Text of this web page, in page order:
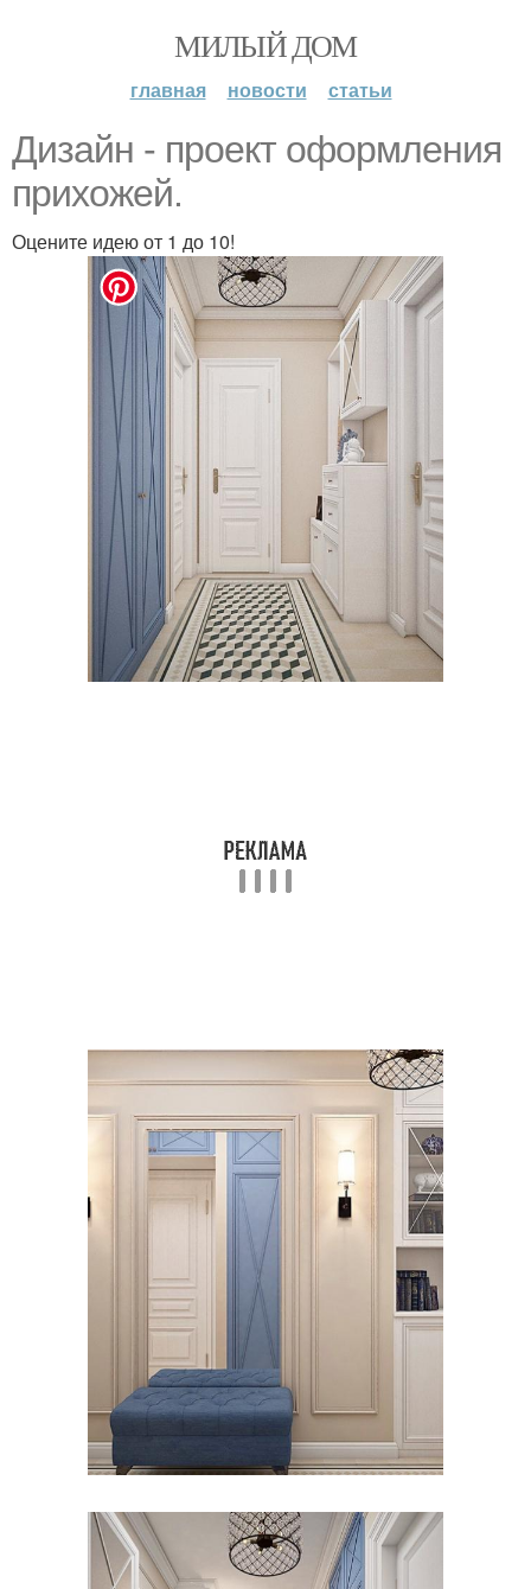
МИЛЫЙ ДОМ
главная новости статьи
Дизайн - проект оформления
прихожей.
Оцените идею от 1 до 10!